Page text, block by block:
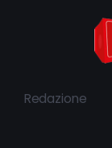
Redazione